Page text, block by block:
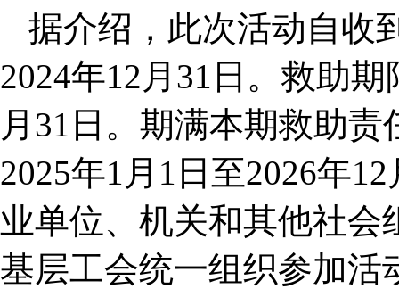
据介绍，此次活动自收
2024年12月31日。救助
月31日。期满本期救助
2025年1月1日至2026年
业单位、机关和其他社
基层工会统一组织参加活